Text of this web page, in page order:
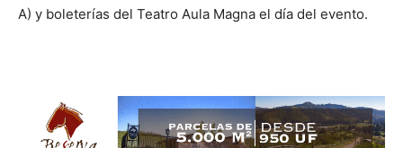
A) y boleterías del Teatro Aula Magna el día del evento.